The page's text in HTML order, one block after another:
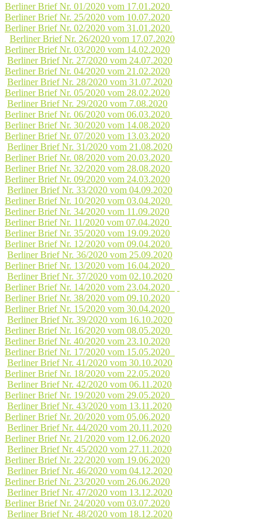
Berliner Brief Nr. 01/2020 vom 17.01.2020
Berliner Brief Nr. 25/2020 vom 10.07.2020
Berliner Brief Nr. 02/2020 vom 31.01.2020
Berliner Brief Nr. 26/2020 vom 17.07.2020
Berliner Brief Nr. 03/2020 vom 14.02.2020
Berliner Brief Nr. 27/2020 vom 24.07.2020
Berliner Brief Nr. 04/2020 vom 21.02.2020
Berliner Brief Nr. 28/2020 vom 31.07.2020
Berliner Brief Nr. 05/2020 vom 28.02.2020
Berliner Brief Nr. 29/2020 vom 7.08.2020
Berliner Brief Nr. 06/2020 vom 06.03.2020
Berliner Brief Nr. 30/2020 vom 14.08.2020
Berliner Brief Nr. 07/2020 vom 13.03.2020
Berliner Brief Nr. 31/2020 vom 21.08.2020
Berliner Brief Nr. 08/2020 vom 20.03.2020
Berliner Brief Nr. 32/2020 vom 28.08.2020
Berliner Brief Nr. 09/2020 vom 24.03.2020
Berliner Brief Nr. 33/2020 vom 04.09.2020
Berliner Brief Nr. 10/2020 vom 03.04.2020
Berliner Brief Nr. 34/2020 vom 11.09.2020
Berliner Brief Nr. 11/2020 vom 07.04.2020
Berliner Brief Nr. 35/2020 vom 19.09.2020
Berliner Brief Nr. 12/2020 vom 09.04.2020
Berliner Brief Nr. 36/2020 vom 25.09.2020
Berliner Brief Nr. 13/2020 vom 16.04.2020
Berliner Brief Nr. 37/2020 vom 02.10.2020
Berliner Brief Nr. 14/2020 vom 23.04.2020
Berliner Brief Nr. 38/2020 vom 09.10.2020
Berliner Brief Nr. 15/2020 vom 30.04.2020
Berliner Brief Nr. 39/2020 vom 16.10.2020
Berliner Brief Nr. 16/2020 vom 08.05.2020
Berliner Brief Nr. 40/2020 vom 23.10.2020
Berliner Brief Nr. 17/2020 vom 15.05.2020
Berliner Brief Nr. 41/2020 vom 30.10.2020
Berliner Brief Nr. 18/2020 vom 22.05.2020
Berliner Brief Nr. 42/2020 vom 06.11.2020
Berliner Brief Nr. 19/2020 vom 29.05.2020
Berliner Brief Nr. 43/2020 vom 13.11.2020
Berliner Brief Nr. 20/2020 vom 05.06.2020
Berliner Brief Nr. 44/2020 vom 20.11.2020
Berliner Brief Nr. 21/2020 vom 12.06.2020
Berliner Brief Nr. 45/2020 vom 27.11.2020
Berliner Brief Nr. 22/2020 vom 19.06.2020
Berliner Brief Nr. 46/2020 vom 04.12.2020
Berliner Brief Nr. 23/2020 vom 26.06.2020
Berliner Brief Nr. 47/2020 vom 13.12.2020
Berliner Brief Nr. 24/2020 vom 03.07.2020
Berliner Brief Nr. 48/2020 vom 18.12.2020